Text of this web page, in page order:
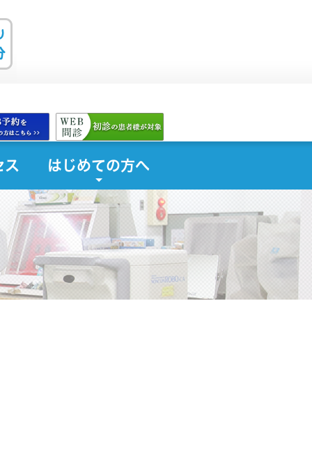
ス はじめての方へ